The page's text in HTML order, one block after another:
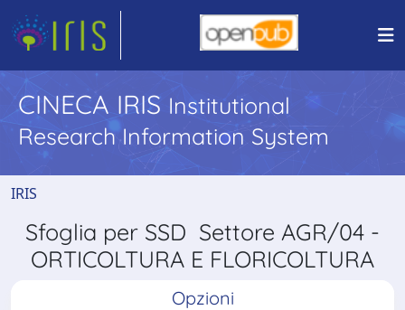
CINECA IRIS Institutional
Research Information System
IRIS
Sfoglia per SSD Settore AGR/04 -
ORTICOLTURA E FLORICOLTURA
Opzioni